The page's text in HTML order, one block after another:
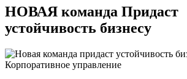
НОВАЯ команда Придаст
устойчивость бизнесу
Корпоративное управление